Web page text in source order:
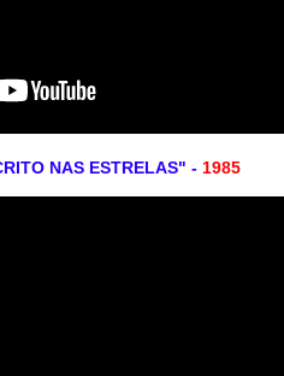
NAS ESTRELAS" - 1985